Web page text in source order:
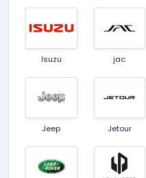
Isuzu jac
Jeep Jetour